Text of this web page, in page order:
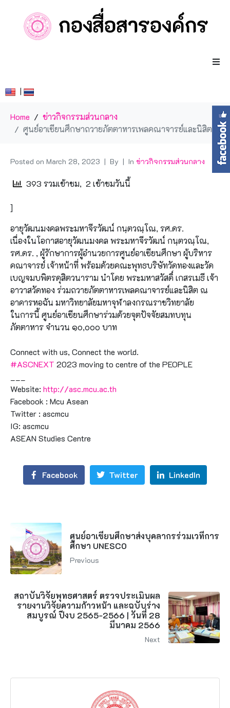
|
Home
ข่าวกิจกรรมส่วนกลาง
ศูนย์อาเซียนศึกษาถวายภัตตาหารเพลคณาจารย์และนิสิต
Posted on March 28, 2023 By In ข่าวกิจกรรมส่วนกลาง
393 รวมเข้าชม, 2 เข้าชมวันนี้
]
อายุวัฒนมงคลพระมหาจีรวัฒน์ กนฺตวณฺโณ, รศ.ดร.
เนื่องในโอกาสอายุวัฒนมงคล พระมหาจีรวัฒน์ กนฺตวณฺโณ,
รศ.ดร. , ผู้รักษาการผู้อำนวยการศูนย์อาเซียนศึกษา ผู้บริหาร
คณาจารย์ เจ้าหน้าที่ พร้อมด้วยคณะพุทธบริษัทวัดทองและวัด
เบญจมบพิตรดุสิตวนาราม นำโดย พระมหาสวัสดิ์ เกสรเมธี เจ้า
อาวาสวัดทอง ร่วมถวายภัตตาหารเพลคณาจารย์และนิสิต ณ
อาคารหอฉัน มหาวิทยาลัยมหาจุฬาลงกรณราชวิทยาลัย
ในการนี้ ศูนย์อาเซียนศึกษาร่วมด้วยจุตปัจจัยสมทบทุน
ภัตตาหาร จำนวน ๑๐,๐๐๐ บาท
Connect with us, Connect the world.
#ASCNEXT 2023 moving to centre of the PEOPLE
Website: http://asc.mcu.ac.th
Facebook : Mcu Asean
Twitter : ascmcu
IG: ascmcu
ASEAN Studies Centre
Facebook Twitter LinkedIn
ศูนย์อาเซียนศึกษาส่งบุคลากรร่วมเวทีการ
ศึกษา UNESCO
Previous
สถาบันวิจัยพุทธศาสตร์ ตรวจประเมินผล
รายงานวิจัยความก้าวหน้า และฉบับร่าง
สมบูรณ์ ปีงบ 2565-2566 | วันที่ 28
มีนาคม 2566
Next